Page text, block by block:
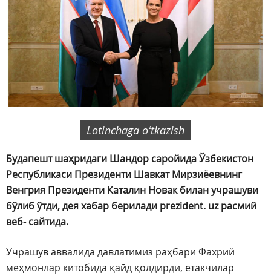
Lotinchaga oʻtkazish
Будапешт шаҳридаги Шандор саройида Ўзбекистон
Республикаси Президенти Шавкат Мирзиёевнинг
Венгрия Президенти Каталин Новак билан учрашуви
бўлиб ўтди, дея хабар берилади prezident. uz расмий
веб- сайтида.
Учрашув аввалида давлатимиз раҳбари Фахрий
меҳмонлар китобида қайд қолдирди, етакчилар